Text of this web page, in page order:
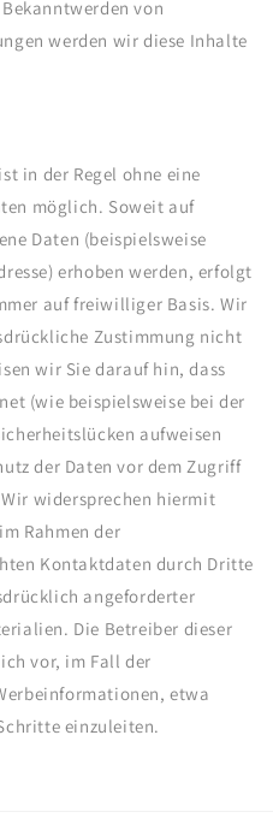
von
werden wir diese Inhalte
in der Regel ohne eine
möglich. Soweit auf
Daten (beispielsweise
erhoben werden, erfolgt
auf freiwilliger Basis. Wir
Zustimmung nicht
wir Sie darauf hin, dass
(wie beispielsweise bei der
aufweisen
der Daten vor dem Zugriff
widersprechen hiermit
Rahmen der
Kontaktdaten durch Dritte
angeforderter
Die Betreiber dieser
vor, im Fall der
etwa
einzuleiten.